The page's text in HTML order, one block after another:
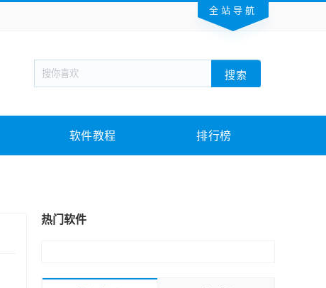
新闻阅读 旅游出行 生活实用
回合网游 战棋游戏 枪战射击
教育教学 游戏娱乐 系统软件 素材下载
全站导航
搜索
软件教程 排行榜
热门软件